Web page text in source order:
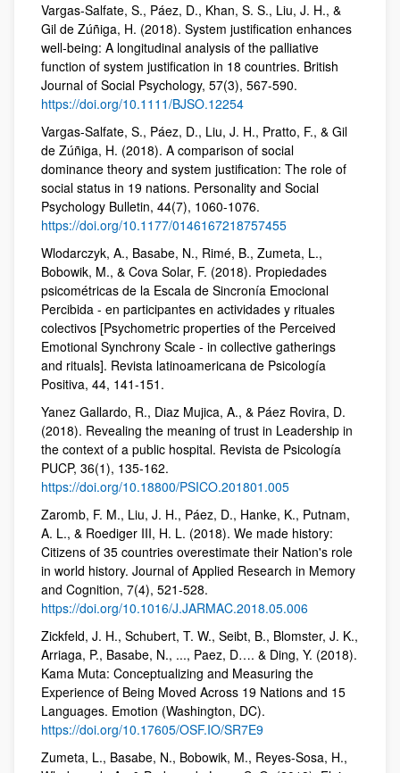
Vargas‐Salfate, S., Páez, D., Khan, S. S., Liu, J. H., &
Gil de Zúñiga, H. (2018). System justification enhances
well‐being: A longitudinal analysis of the palliative
function of system justification in 18 countries. British
Journal of Social Psychology, 57(3), 567-590.
https://doi.org/10.1111/BJSO.12254
Vargas-Salfate, S., Páez, D., Liu, J. H., Pratto, F., & Gil
de Zúñiga, H. (2018). A comparison of social
dominance theory and system justification: The role of
social status in 19 nations. Personality and Social
Psychology Bulletin, 44(7), 1060-1076.
https://doi.org/10.1177/0146167218757455
Wlodarczyk, A., Basabe, N., Rimé, B., Zumeta, L.,
Bobowik, M., & Cova Solar, F. (2018). Propiedades
psicométricas de la Escala de Sincronía Emocional
Percibida - en participantes en actividades y rituales
colectivos [Psychometric properties of the Perceived
Emotional Synchrony Scale - in collective gatherings
and rituals]. Revista latinoamericana de Psicología
Positiva, 44, 141-151.
Yanez Gallardo, R., Diaz Mujica, A., & Páez Rovira, D.
(2018). Revealing the meaning of trust in Leadership in
the context of a public hospital. Revista de Psicología
PUCP, 36(1), 135-162.
https://doi.org/10.18800/PSICO.201801.005
Zaromb, F. M., Liu, J. H., Páez, D., Hanke, K., Putnam,
A. L., & Roediger III, H. L. (2018). We made history:
Citizens of 35 countries overestimate their Nation's role
in world history. Journal of Applied Research in Memory
and Cognition, 7(4), 521-528.
https://doi.org/10.1016/J.JARMAC.2018.05.006
Zickfeld, J. H., Schubert, T. W., Seibt, B., Blomster, J. K.,
Arriaga, P., Basabe, N., ..., Paez, D…. & Ding, Y. (2018).
Kama Muta: Conceptualizing and Measuring the
Experience of Being Moved Across 19 Nations and 15
Languages. Emotion (Washington, DC).
https://doi.org/10.17605/OSF.IO/SR7E9
Zumeta, L., Basabe, N., Bobowik, M., Reyes-Sosa, H.,